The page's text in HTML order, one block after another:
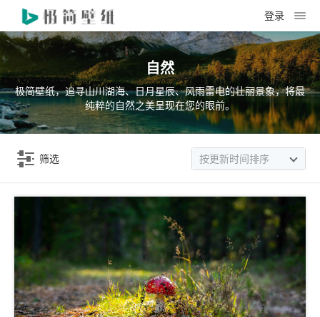
登录
自然
极简壁纸，追寻山川湖海、日月星辰、风雨雷电的壮丽景象，将最
纯粹的自然之美呈现在您的眼前。
筛选 按更新时间排序